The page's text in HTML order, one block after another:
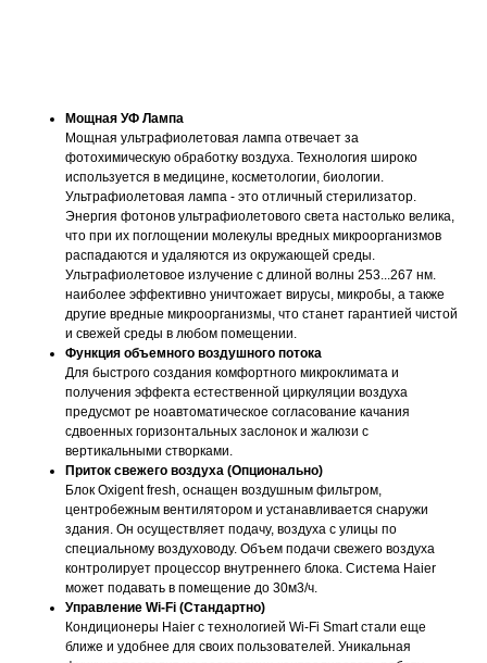
Мощная УФ Лампа
Мощная ультрафиолетовая лампа отвечает за
фотохимическую обработку воздуха. Технология широко
используется в медицине, косметологии, биологии.
Ультрафиолетовая лампа - это отличный стерилизатор.
Энергия фотонов ультрафиолетового света настолько велика,
что при их поглощении молекулы вредных микроорганизмов
распадаются и удаляются из окружающей среды.
Ультрафиолетовое излучение с длиной волны 253...267 нм.
наиболее эффективно уничтожает вирусы, микробы, а также
другие вредные микроорганизмы, что станет гарантией чистой
и свежей среды в любом помещении.
Функция объемного воздушного потока
Для быстрого создания комфортного микроклимата и
получения эффекта естественной циркуляции воздуха
предусмот ре ноавтоматическое согласование качания
сдвоенных горизонтальных заслонок и жалюзи с
вертикальными створками.
Приток свежего воздуха (Опционально)
Блок Oxigent fresh, оснащен воздушным фильтром,
центробежным вентилятором и устанавливается снаружи
здания. Он осуществляет подачу, воздуха с улицы по
специальному воздуховоду. Объем подачи свежего воздуха
контролирует процессор внутреннего блока. Система Haier
может подавать в помещение до 30м3/ч.
Управление Wi-Fi (Стандартно)
Кондиционеры Haier с технологией Wi-Fi Smart стали еще
ближе и удобнее для своих пользователей. Уникальная